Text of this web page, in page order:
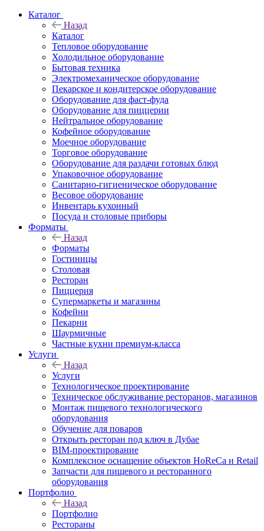
Каталог
Назад
Каталог
Тепловое оборудование
Холодильное оборудование
Бытовая техника
Электромеханическое оборудование
Пекарское и кондитерское оборудование
Оборудование для фаст-фуда
Оборудование для пиццерии
Нейтральное оборудование
Кофейное оборудование
Моечное оборудование
Торговое оборудование
Оборудование для раздачи готовых блюд
Упаковочное оборудование
Санитарно-гигиеническое оборудование
Весовое оборудование
Инвентарь кухонный
Посуда и столовые приборы
Форматы
Назад
Форматы
Гостиницы
Столовая
Ресторан
Пиццерия
Супермаркеты и магазины
Кофейни
Пекарни
Шаурмичные
Частные кухни премиум-класса
Услуги
Назад
Услуги
Технологическое проектирование
Техническое обслуживание ресторанов, магазинов
Монтаж пищевого технологического
оборудования
Обучение для поваров
Открыть ресторан под ключ в Дубае
BIM-проектирование
Комплексное оснащение объектов HoReCa и Retail
Запчасти для пищевого и ресторанного
оборудования
Портфолио
Назад
Портфолио
Рестораны